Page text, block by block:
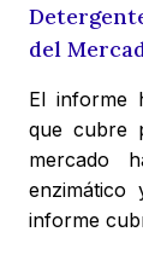
del
El informe
que cubre
mercado
informe